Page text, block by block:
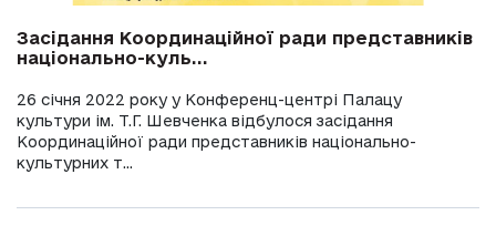
Засідання Координаційної ради представників
національно-куль...
26 січня 2022 року у Конференц-центрі Палацу
культури ім. Т.Г. Шевченка відбулося засідання
Координаційної ради представників національно-
культурних т...